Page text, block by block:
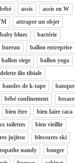
assis
assis en W
attraper un objet
baby blues
bactérie
bureau
ballon entreprise
ballon siege
ballon yoga
ilio tibiale
bandes de k-tape
banque
bébé confinement
besace
bien être
bien faire caca
toilettes
bien vieillir
jujitsu
blessures ski
nandy
bouger